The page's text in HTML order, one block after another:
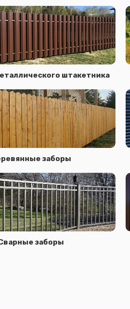
штакетника
заборы
заборы